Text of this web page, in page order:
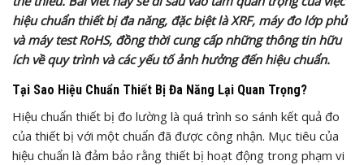
hiệu chuẩn thiết bị đa năng, đặc biệt là XRF, máy đo lớp phủ
và máy test RoHS, đồng thời cung cấp những thông tin hữu
ích về quy trình và các yếu tố ảnh hưởng đến hiệu chuẩn.
Tại Sao Hiệu Chuẩn Thiết Bị Đa Năng Lại Quan Trọng?
Hiệu chuẩn thiết bị đo lường là quá trình so sánh kết quả đo
của thiết bị với một chuẩn đã được công nhận. Mục tiêu của
hiệu chuẩn là đảm bảo rằng thiết bị hoạt động trong phạm vi